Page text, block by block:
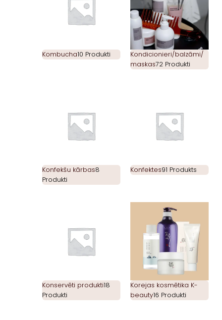
Kombucha10 Produkti
Kondicionieri/balzāmi/
maskas72 Produkti
Konfekšu kārbas8
Produkti
Konfektes91 Produkts
Konservēti produkti18
Produkti
Korejas kosmētika K-
beauty16 Produkti